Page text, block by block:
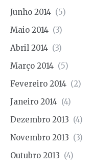
Junho 2014 (5)
Maio 2014 (3)
Abril 2014 (3)
Março 2014 (5)
Fevereiro 2014 (2)
Janeiro 2014 (4)
Dezembro 2013 (4)
Novembro 2013 (3)
Outubro 2013 (4)